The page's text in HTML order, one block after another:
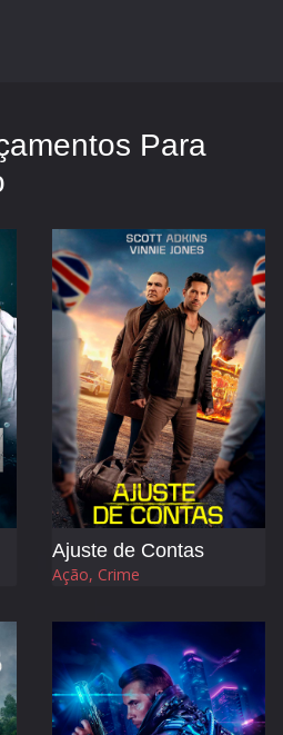
Para
Ajuste de Contas
Ação, Crime